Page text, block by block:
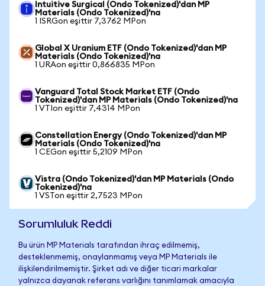
Intuitive Surgical (Ondo Tokenized)'dan MP
Materials (Ondo Tokenized)'na
1 ISRGon eşittir 7,3762 MPon
Global X Uranium ETF (Ondo Tokenized)'dan MP
Materials (Ondo Tokenized)'na
1 URAon eşittir 0,866835 MPon
Vanguard Total Stock Market ETF (Ondo
Tokenized)'dan MP Materials (Ondo Tokenized)'na
1 VTIon eşittir 7,4314 MPon
Constellation Energy (Ondo Tokenized)'dan MP
Materials (Ondo Tokenized)'na
1 CEGon eşittir 5,2109 MPon
Vistra (Ondo Tokenized)'dan MP Materials (Ondo
Tokenized)'na
1 VSTon eşittir 2,7523 MPon
Sorumluluk Reddi
Bu ürün MP Materials tarafından ihraç edilmemiş,
desteklenmemiş, onaylanmamış veya MP Materials ile
ilişkilendirilmemiştir. Şirket adı ve diğer ticari markalar
yalnızca dayanak referans varlığını tanımlamak amacıyla